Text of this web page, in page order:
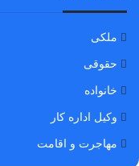
ملکی
حقوقی
خانواده
وکیل اداره کار
مهاجرت و اقامت